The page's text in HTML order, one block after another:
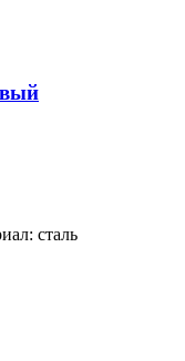
сталь